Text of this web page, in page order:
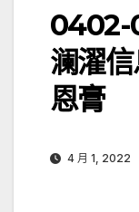
0402-
澜濯
恩膏
4 月 1, 2022